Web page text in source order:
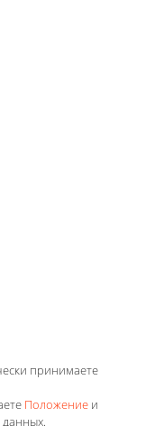
принимаете
Положение и